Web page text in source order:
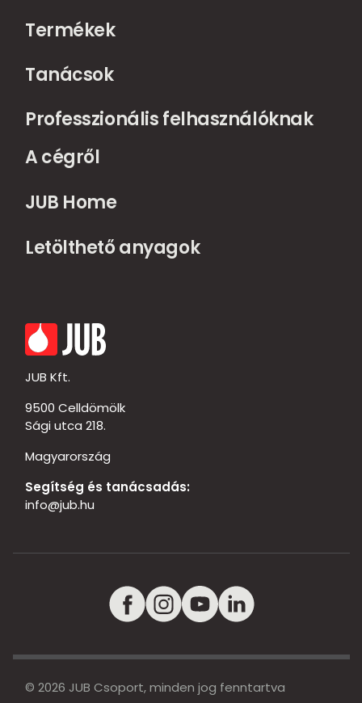
Termékek
Tanácsok
Professzionális felhasználóknak
A cégről
JUB Home
Letölthető anyagok
JUB Kft.
9500 Celldömölk
Sági utca 218.
Magyarország
Segítség és tanácsadás:
info@jub.hu
© 2026 JUB Csoport, minden jog fenntartva